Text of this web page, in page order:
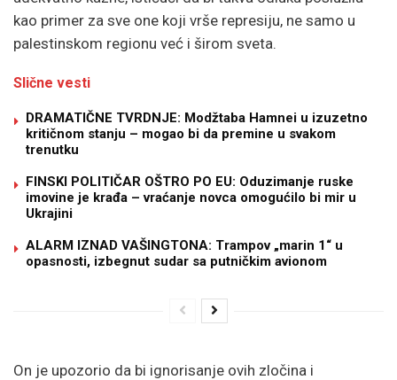
kao primer za sve one koji vrše represiju, ne samo u
palestinskom regionu već i širom sveta.
Slične vesti
DRAMATIČNE TVRDNJE: Modžtaba Hamnei u izuzetno
kritičnom stanju – mogao bi da premine u svakom
trenutku
FINSKI POLITIČAR OŠTRO PO EU: Oduzimanje ruske
imovine je krađa – vraćanje novca omogućilo bi mir u
Ukrajini
ALARM IZNAD VAŠINGTONA: Trampov „marin 1“ u
opasnosti, izbegnut sudar sa putničkim avionom
On je upozorio da bi ignorisanje ovih zločina i